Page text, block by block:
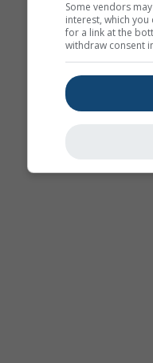
Some vendors
interest, which
for a link at the
withdraw consent